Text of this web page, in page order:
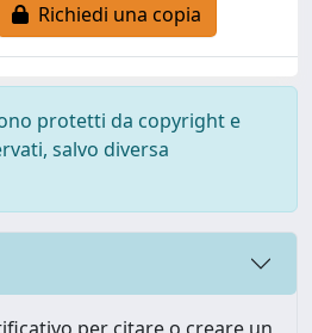
Richiedi una copia
protetti da copyright e
salvo diversa